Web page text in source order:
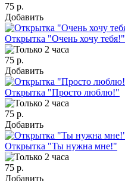
75 р.
Добавить
Открытка "Очень хочу тебя!"
75 р.
Добавить
Открытка "Просто люблю!"
75 р.
Добавить
Открытка "Ты нужна мне!"
75 р.
Добавить